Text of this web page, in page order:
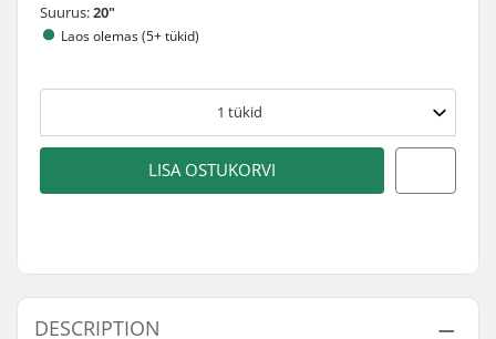
Suurus:20"
Laos olemas (5+ tükid)
1 tükid
LISA OSTUKORVI
DESCRIPTION